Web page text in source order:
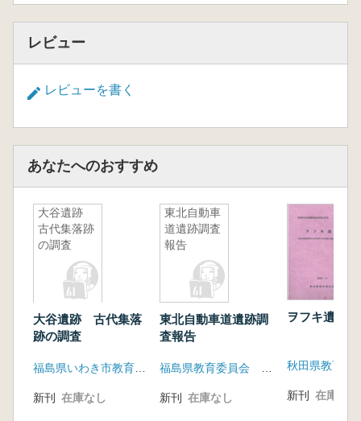
レビュー
レビューを書く
あなたへのおすすめ
大谷遺跡
古代集落跡
の調査
大谷遺跡 古代集落
跡の調査
福島県いわき市教育委員会
新刊 在庫なし
東北自動車
道遺跡調査
報告
東北自動車道遺跡調
査報告
福島県教育委員会 福島県文化センター
新刊 在庫なし
ヲフキ遺跡
秋田県教育委
新刊 在庫なし